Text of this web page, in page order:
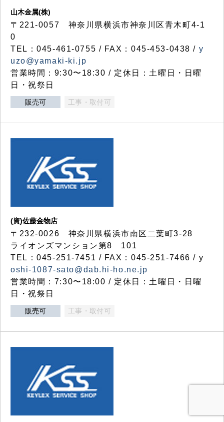
山木金属(株)
〒221-0057 神奈川県横浜市神奈川区青木町4-1
0
TEL：045-461-0755 / FAX：045-453-0438 / y
uzo@yamaki-ki.jp
営業時間：9:30〜18:30 / 定休日：土曜日・日曜
日・祝祭日
販売可 工事・取付可
(資)佐藤金物店
〒232-0026 神奈川県横浜市南区二葉町3-28
ライオンズマンション第8 101
TEL：045-251-7451 / FAX：045-251-7466 / y
oshi-1087-sato@dab.hi-ho.ne.jp
営業時間：7:30〜18:00 / 定休日：土曜日・日曜
日・祝祭日
販売可 工事・取付可